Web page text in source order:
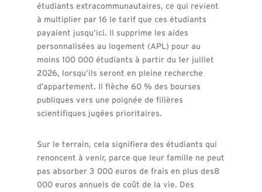
étudiants extracommunautaires, ce qui revient
à multiplier par 16 le tarif que ces étudiants
payaient jusqu’ici. Il supprime les aides
personnalisées au logement (APL) pour au
moins 100 000 étudiants à partir du 1er juillet
2026, lorsqu’ils seront en pleine recherche
d’appartement. Il flèche 60 % des bourses
publiques vers une poignée de filières
scientifiques jugées prioritaires.
Sur le terrain, cela signifiera des étudiants qui
renoncent à venir, parce que leur famille ne peut
pas absorber 3 000 euros de frais en plus des8
000 euros annuels de coût de la vie. Des